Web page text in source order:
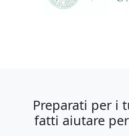
Preparati per i
fatti aiutare